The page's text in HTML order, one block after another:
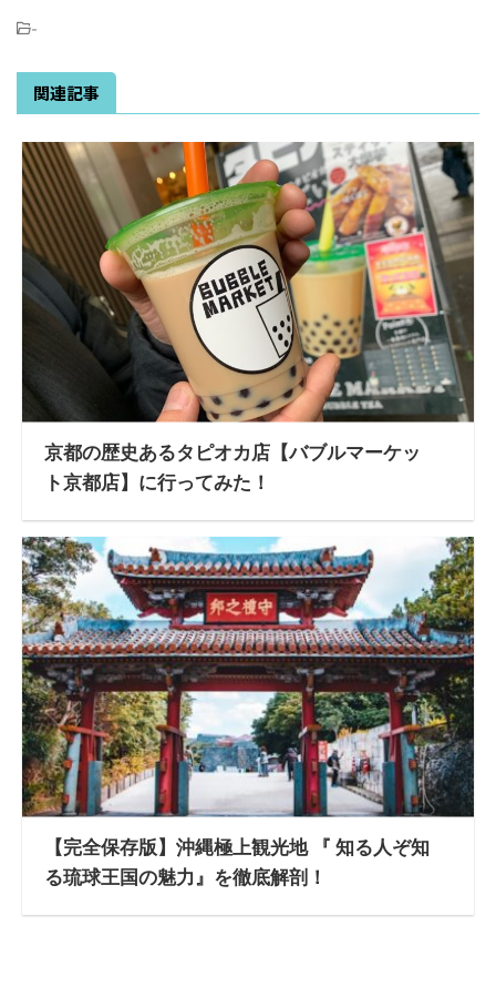
-
関連記事
京都の歴史あるタピオカ店【バブルマーケッ
ト京都店】に行ってみた！
【完全保存版】沖縄極上観光地 『 知る人ぞ知
る琉球王国の魅力』を徹底解剖！